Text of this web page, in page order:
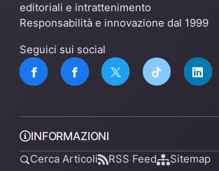
editoriali e intrattenimento
Responsabilità e innovazione dal 1999
Seguici sui social
INFORMAZIONI
Cerca Articoli RSS Feed Sitemap